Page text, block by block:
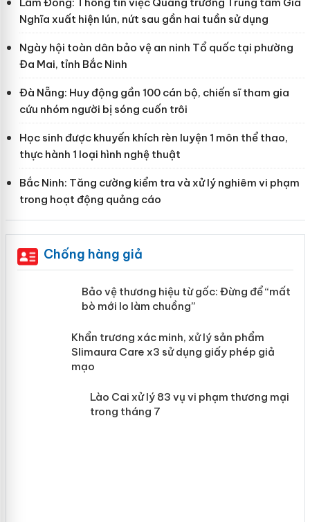
Nghĩa xuất hiện lún, nứt sau gần hai tuần sử dụng
Ngày hội toàn dân bảo vệ an ninh Tổ quốc tại phường
Đa Mai, tỉnh Bắc Ninh
Đà Nẵng: Huy động gần 100 cán bộ, chiến sĩ tham gia
cứu nhóm người bị sóng cuốn trôi
Học sinh được khuyến khích rèn luyện 1 môn thể thao,
thực hành 1 loại hình nghệ thuật
Bắc Ninh: Tăng cường kiểm tra và xử lý nghiêm vi phạm
trong hoạt động quảng cáo
Chống hàng giả
Bảo vệ thương hiệu từ gốc: Đừng để
“mất bò mới lo làm chuồng”
Slimaura Care x3 sử dụng giấy phép
giả mạo